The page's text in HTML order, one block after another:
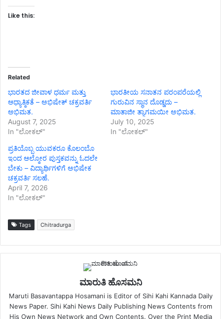
Like this:
Related
ಭಾರತದ ಜೀವಾಳ ಧರ್ಮ ಮತ್ತು
ಆಧ್ಯಾತ್ಮಿಕತೆ – ಅಭಿಷೇಕ್ ಚಕ್ರವರ್ತಿ
ಅಭಿಮತ.
August 7, 2025
In "ಲೋಕಲ್"
ಭಾರತೀಯ ಸನಾತನ ಪರಂಪರೆಯಲ್ಲಿ
ಗುರುವಿನ ಸ್ಥಾನ ದೊಡ್ಡದು –
ಮಾತಾಜೀ ತ್ಯಾಗಮಯೀ ಅಭಿಮತ.
July 10, 2025
In "ಲೋಕಲ್"
ಪ್ರತಿಯೊಬ್ಬ ಯುವಕರೂ ಕೊಲಂಬೊ
ಇಂದ ಆಲ್ಮೋರ ಪುಸ್ತಕವನ್ನು ಓದಲೇ
ಬೇಕು – ವಿದ್ಯಾರ್ಥಿಗಳಿಗೆ ಅಭಿಷೇಕ
ಚಕ್ರವರ್ತಿ ಸಲಹೆ.
April 7, 2026
In "ಲೋಕಲ್"
Tags Chitradurga
ಮಾರುತಿ ಹೊಸಮನಿ
Maruti Basavantappa Hosamani is Editor of Sihi Kahi Kannada Daily
News Paper. Sihi Kahi News Daily Publishing News Contents from
His Own News Network and Own Contents. Over the Print Media